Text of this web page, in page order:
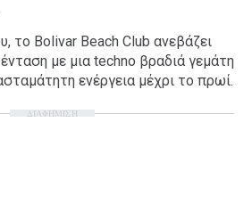
το Bolivar Beach Club ανεβάζει
με μια techno βραδιά γεμάτη
ενέργεια μέχρι το πρωί.
ΔΙΑΦΗΜΙΣΗ